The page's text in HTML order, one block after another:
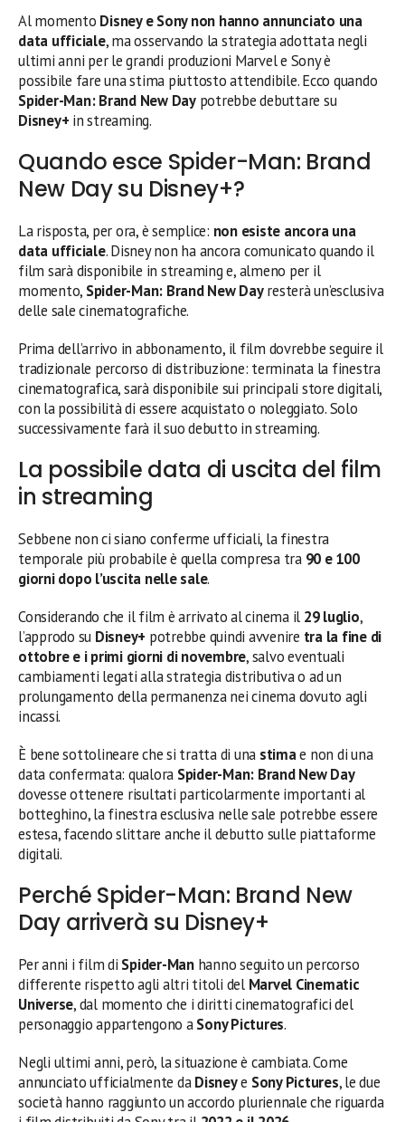
Al momento Disney e Sony non hanno annunciato una
data ufficiale, ma osservando la strategia adottata negli
ultimi anni per le grandi produzioni Marvel e Sony è
possibile fare una stima piuttosto attendibile. Ecco quando
Spider-Man: Brand New Daypotrebbe debuttare su
Disney+ in streaming.
Quando esce Spider-Man: Brand
New Day su Disney+?
La risposta, per ora, è semplice: non esiste ancora una
data ufficiale. Disney non ha ancora comunicato quando il
film sarà disponibile in streaming e, almeno per il
momento, Spider-Man: Brand New Dayresterà un’esclusiva
delle sale cinematografiche.
Prima dell’arrivo in abbonamento, il film dovrebbe seguire il
tradizionale percorso di distribuzione: terminata la finestra
cinematografica, sarà disponibile sui principali store digitali,
con la possibilità di essere acquistato o noleggiato. Solo
successivamente farà il suo debutto in streaming.
La possibile data di uscita del film
in streaming
Sebbene non ci siano conferme ufficiali, la finestra
temporale più probabile è quella compresa tra 90 e 100
giorni dopo l’uscita nelle sale.
Considerando che il film è arrivato al cinema il 29 luglio,
l’approdo su Disney+ potrebbe quindi avvenire tra la fine di
ottobre e i primi giorni di novembre, salvo eventuali
cambiamenti legati alla strategia distributiva o ad un
prolungamento della permanenza nei cinema dovuto agli
incassi.
È bene sottolineare che si tratta di una stimae non di una
data confermata: qualora Spider-Man: Brand New Day
dovesse ottenere risultati particolarmente importanti al
botteghino, la finestra esclusiva nelle sale potrebbe essere
estesa, facendo slittare anche il debutto sulle piattaforme
digitali.
Perché Spider-Man: Brand New
Day arriverà su Disney+
Per anni i film di Spider-Manhanno seguito un percorso
differente rispetto agli altri titoli del Marvel Cinematic
Universe, dal momento che i diritti cinematografici del
personaggio appartengono aSony Pictures.
Negli ultimi anni, però, la situazione è cambiata. Come
annunciato ufficialmente daDisneye Sony Pictures, le due
società hanno raggiunto un accordo pluriennale che riguarda